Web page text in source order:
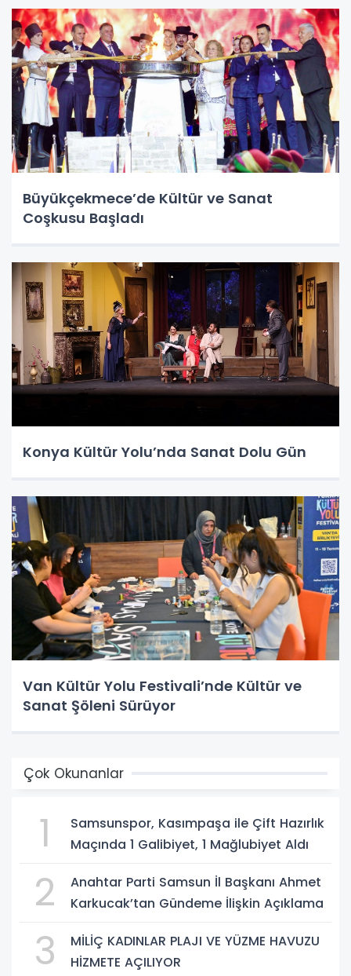
Büyükçekmece’de Kültür ve Sanat
Coşkusu Başladı
Konya Kültür Yolu’nda Sanat Dolu Gün
Van Kültür Yolu Festivali’nde Kültür ve
Sanat Şöleni Sürüyor
Çok Okunanlar
1
Samsunspor, Kasımpaşa ile Çift Hazırlık
Maçında 1 Galibiyet, 1 Mağlubiyet Aldı
2
Anahtar Parti Samsun İl Başkanı Ahmet
Karkucak’tan Gündeme İlişkin Açıklama
3
MİLİÇ KADINLAR PLAJI VE YÜZME HAVUZU
HİZMETE AÇILIYOR